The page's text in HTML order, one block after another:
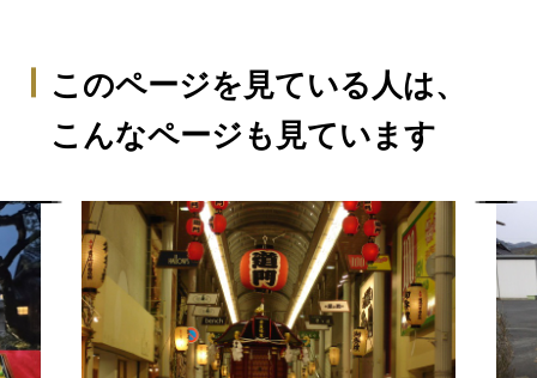
このページを見ている人は、
こんなページも見ています